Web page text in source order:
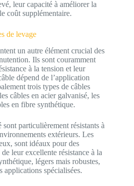
leur capacité à améliorer la
coût supplémentaire.
de levage
un autre élément crucial des
Ils sont couramment
à la tension et leur
dépend de l’application
trois types de câbles
câbles en acier galvanisé, les
en fibre synthétique.
particulièrement résistants à
extérieurs. Les
sont idéaux pour des
leur excellente résistance à la
légers mais robustes,
applications spécialisées.